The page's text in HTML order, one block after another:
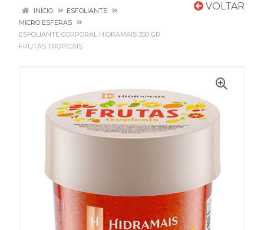
VOLTAR
INÍCIO
ESFOLIANTE
MICRO ESFERAS
ESFOLIANTE CORPORAL HIDRAMAIS 350 GR
FRUTAS TROPICAIS